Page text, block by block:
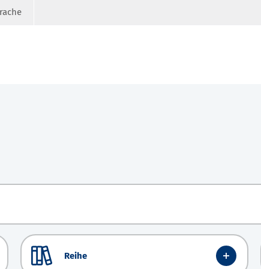
Reihe